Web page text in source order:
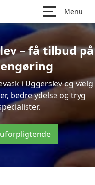
Menu
– få tilbud på
i Uggerslev og vælg
bedre ydelse og tryg